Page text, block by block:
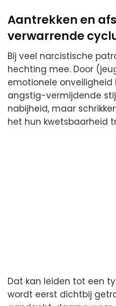
Aantrekken en
verwarrende
Bij veel narcistische
hechting mee. Door
emotionele onveiligheid
angstig-vermijdende
nabijheid, maar
het hun kwetsbaarheid
Dat kan leiden tot een
wordt eerst dichtbij